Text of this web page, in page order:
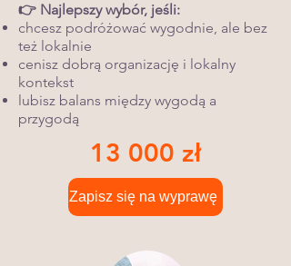
👉 Najlepszy wybór, jeśli:
chcesz podróżować wygodnie, ale bez
też lokalnie
cenisz dobrą organizację i lokalny
kontekst
lubisz balans między wygodą a
przygodą
13 000 zł
Zapisz się na wyprawę